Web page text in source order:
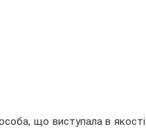
що виступала в якості